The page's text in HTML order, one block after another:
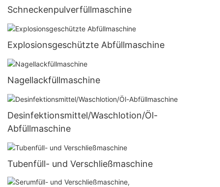
Schneckenpulverfüllmaschine
Explosionsgeschützte Abfüllmaschine
Nagellackfüllmaschine
Desinfektionsmittel/Waschlotion/Öl-
Abfüllmaschine
Tubenfüll- und Verschließmaschine